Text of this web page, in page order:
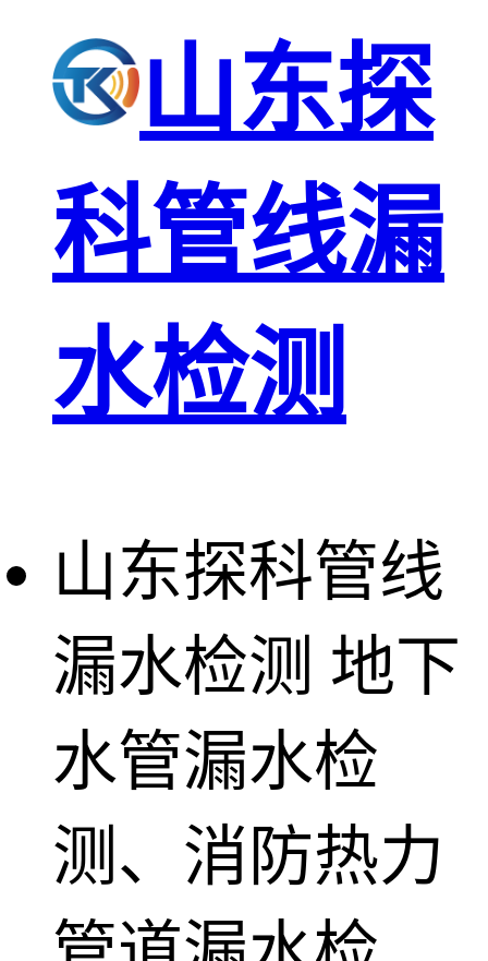
山东探
科管线漏
水检测
山东探科管线
漏水检测 地下
水管漏水检
测、消防热力